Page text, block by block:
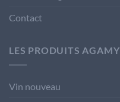
Contact
LES PRODUITS AGAMY
Vin nouveau